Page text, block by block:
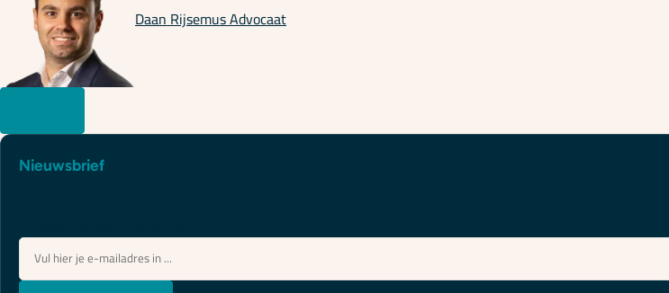
Daan RijsemusAdvocaat
Nieuwsbrief
E-
mailadres*